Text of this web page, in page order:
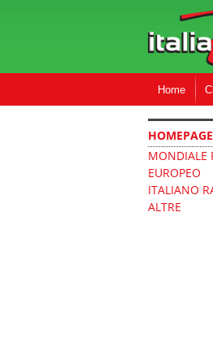
Home
HOMEPAGE
MONDIALE
EUROPEO
ITALIANO
ALTRE